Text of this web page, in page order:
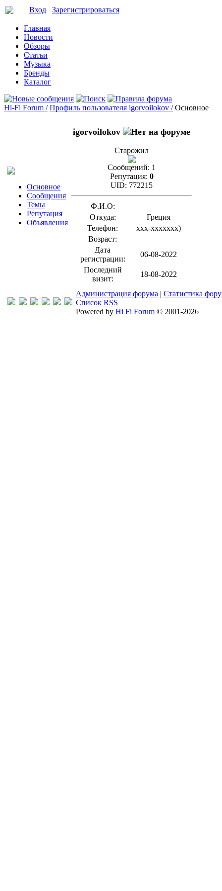
Вход Зарегистрироваться
Главная
Новости
Обзоры
Статьи
Музыка
Бренды
Каталог
Hi-Fi Forum / Профиль пользователя igorvoilokov / Основное
Основное
Сообщения
Темы
Репутация
Объявления
igorvoilokov
Старожил
Сообщений: 1
Репутация: 0
UID: 772215
Ф.И.О:
Откуда:
Греция
Телефон:
xxx-xxxxxxx)
Возраст:
Дата
регистрации:
06-08-2022
Последний
визит:
18-08-2022
Администрация форума | Статистика
Список RSS
Powered by Hi Fi Forum © 2001-2026